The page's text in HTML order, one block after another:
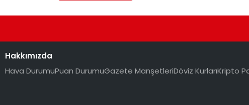
Hakkımızda
Hava DurumuPuan DurumuGazete ManşetleriDöviz KurlarıKripto